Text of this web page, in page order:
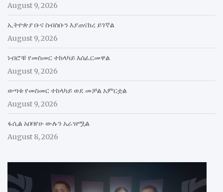
August 9, 2026
ኢትዮጵያ ቡና ስብስቡን እያጠናከረ ይገኛል
August 9, 2026
ነብሮቹ የመስመር ተከላካይ እሰፈርመዋል
August 9, 2026
ወጣቱ የመስመር ተከላካይ ወደ መቻል አምርቷል
August 9, 2026
ፋሲል አበባየሁ ውሉን አራዝሟል
August 8, 2026